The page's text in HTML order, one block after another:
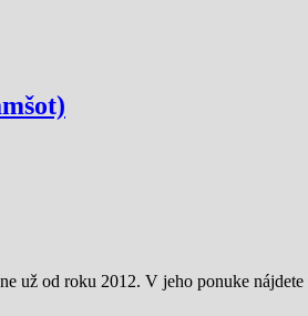
už od roku 2012. V jeho ponuke